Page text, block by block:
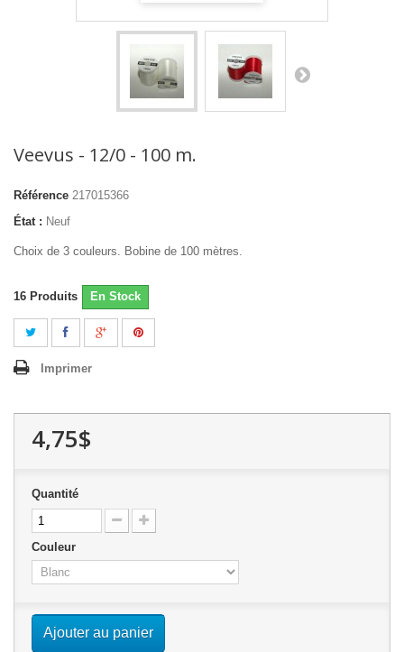
Veevus - 12/0 - 100 m.
Référence 217015366
État : Neuf
Choix de 3 couleurs. Bobine de 100 mètres.
16 Produits En Stock
Imprimer
4,75$
Quantité
Couleur
Ajouter au panier